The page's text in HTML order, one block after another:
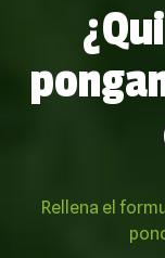
Rellena el